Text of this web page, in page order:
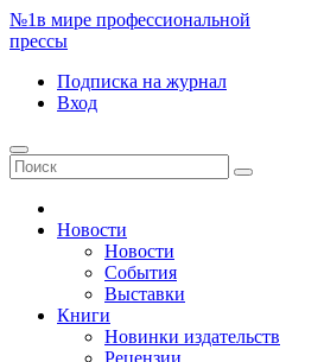
№1в мире профессиональной
прессы
Подписка на журнал
Вход
Новости
Новости
События
Выставки
Книги
Новинки издательств
Рецензии